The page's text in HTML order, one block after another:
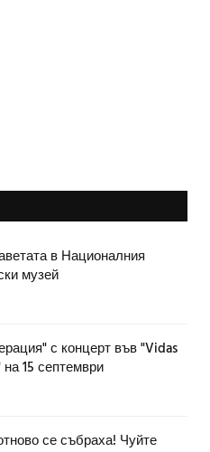
в Националния
музей
с концерт във "Vidas
15 септември
се събраха! Чуйте